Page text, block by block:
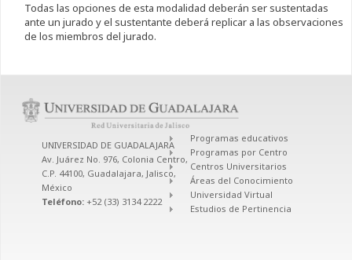
Todas las opciones de esta modalidad deberán ser sustentadas
ante un jurado y el sustentante deberá replicar a las observaciones
de los miembros del jurado.
UNIVERSIDAD DE GUADALAJARA
Av. Juárez No. 976, Colonia Centro,
C.P. 44100, Guadalajara, Jalisco,
México
Teléfono: +52 (33) 3134 2222
Programas educativos
Programas por Centro
Centros Universitarios
Áreas del Conocimiento
Universidad Virtual
Estudios de Pertinencia